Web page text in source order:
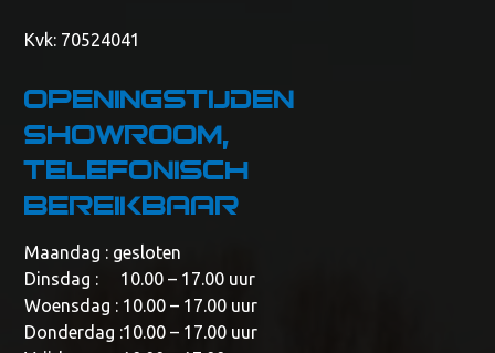
Kvk: 70524041
Openingstijden
showroom,
telefonisch
bereikbaar
Maandag : gesloten
Dinsdag : 10.00 – 17.00 uur
Woensdag : 10.00 – 17.00 uur
Donderdag :10.00 – 17.00 uur